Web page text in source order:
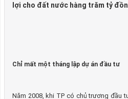
lợi cho đất nước hàng trăm tỷ
Chỉ mất một tháng lập dự án đầu tư
Năm 2008, khi TP có chủ trương đầu